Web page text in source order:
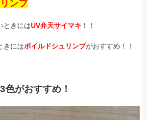
ンプ
ときにはUV弁天サイマキ ！！
きにはボイルドシュリンプがおすすめ！！
色がおすすめ！